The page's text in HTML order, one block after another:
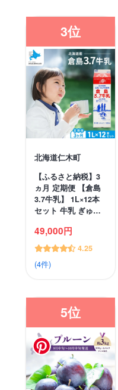
3位
北海道仁木町
【ふるさと納税】3
ヵ月 定期便 【倉島
3.7牛乳】 1L×12本
セット 牛乳 ぎゅ…
49,000円
4.25
(4件)
5位